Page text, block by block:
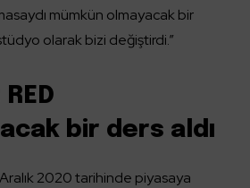
mümkün olmayacak bir
olarak bizi değiştirdi.”
bir ders aldı
2020 tarihinde piyasaya